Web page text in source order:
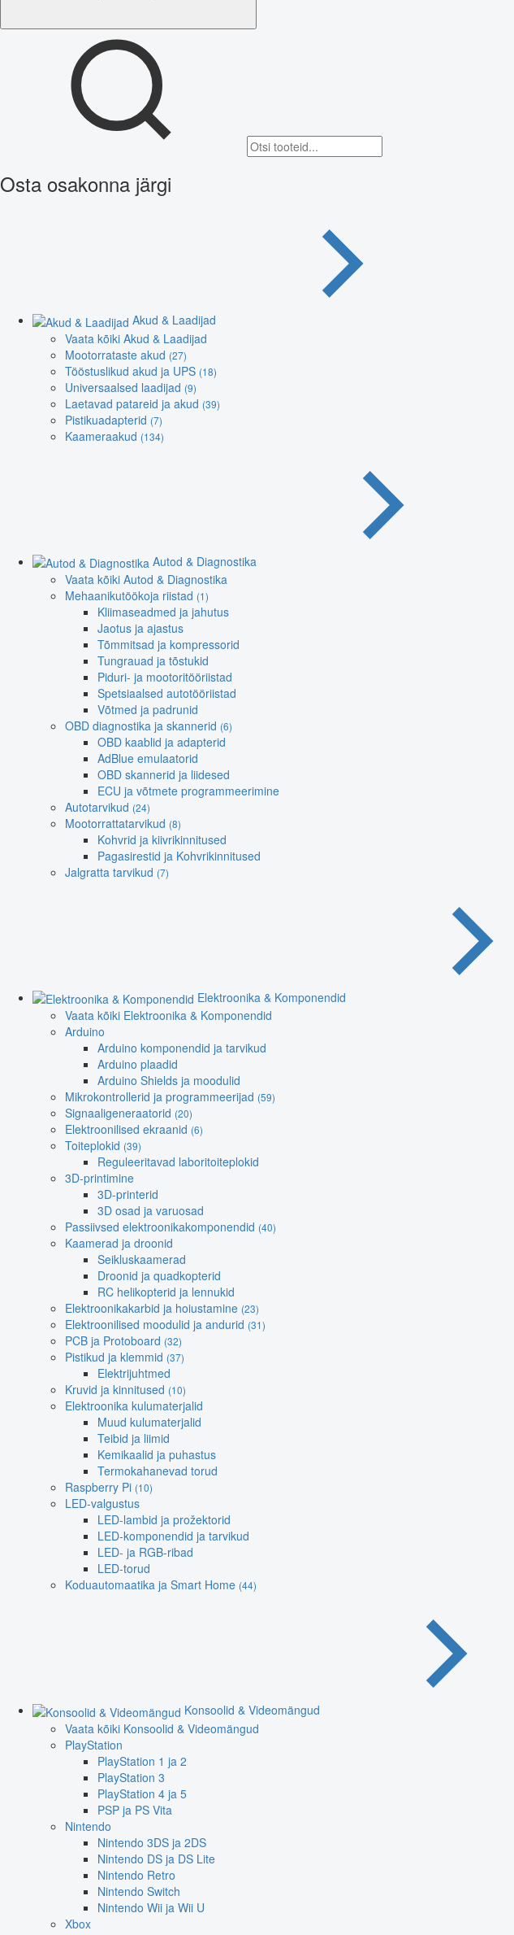
Osta osakonna järgi
Akud & Laadijad
Vaata kõiki Akud & Laadijad
Mootorrataste akud (27)
Tööstuslikud akud ja UPS (18)
Universaalsed laadijad (9)
Laetavad patareid ja akud (39)
Pistikuadapterid (7)
Kaameraakud (134)
Autod & Diagnostika
Vaata kõiki Autod & Diagnostika
Mehaanikutöökoja riistad (1)
Kliimaseadmed ja jahutus
Jaotus ja ajastus
Tõmmitsad ja kompressorid
Tungrauad ja tõstukid
Piduri- ja mootoritööriistad
Spetsiaalsed autotööriistad
Võtmed ja padrunid
OBD diagnostika ja skannerid (6)
OBD kaablid ja adapterid
AdBlue emulaatorid
OBD skannerid ja liidesed
ECU ja võtmete programmeerimine
Autotarvikud (24)
Mootorrattatarvikud (8)
Kohvrid ja kiivrikinnitused
Pagasirestid ja Kohvrikinnitused
Jalgratta tarvikud (7)
Elektroonika & Komponendid
Vaata kõiki Elektroonika & Komponendid
Arduino
Arduino komponendid ja tarvikud
Arduino plaadid
Arduino Shields ja moodulid
Mikrokontrollerid ja programmeerijad (59)
Signaaligeneraatorid (20)
Elektroonilised ekraanid (6)
Toiteplokid (39)
Reguleeritavad laboritoiteplokid
3D-printimine
3D-printerid
3D osad ja varuosad
Passiivsed elektroonikakomponendid (40)
Kaamerad ja droonid
Seikluskaamerad
Droonid ja quadkopterid
RC helikopterid ja lennukid
Elektroonikakarbid ja hoiustamine (23)
Elektroonilised moodulid ja andurid (31)
PCB ja Protoboard (32)
Pistikud ja klemmid (37)
Elektrijuhtmed
Kruvid ja kinnitused (10)
Elektroonika kulumaterjalid
Muud kulumaterjalid
Teibid ja liimid
Kemikaalid ja puhastus
Termokahanevad torud
Raspberry Pi (10)
LED-valgustus
LED-lambid ja prožektorid
LED-komponendid ja tarvikud
LED- ja RGB-ribad
LED-torud
Koduautomaatika ja Smart Home (44)
Konsoolid & Videomängud
Vaata kõiki Konsoolid & Videomängud
PlayStation
PlayStation 1 ja 2
PlayStation 3
PlayStation 4 ja 5
PSP ja PS Vita
Nintendo
Nintendo 3DS ja 2DS
Nintendo DS ja DS Lite
Nintendo Retro
Nintendo Switch
Nintendo Wii ja Wii U
Xbox